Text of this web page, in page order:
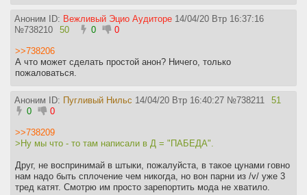
Аноним ID: Вежливый Эцио Аудиторе 14/04/20 Втр 16:37:16
№738210 50 0 0
>>738206
А что может сделать простой анон? Ничего, только
пожаловаться.
Аноним ID: Пугливый Нильс 14/04/20 Втр 16:40:27 №738211
51
0
0
>>738209
>Ну мы что - то там написали в Д = "ПАБЕДА".
Друг, не воспринимай в штыки, пожалуйста, в такое цунами говно
нам надо быть сплочение чем никогда, но вон парни из /v/ уже 3
тред катят. Смотрю им просто зарепортить мода не хватило.